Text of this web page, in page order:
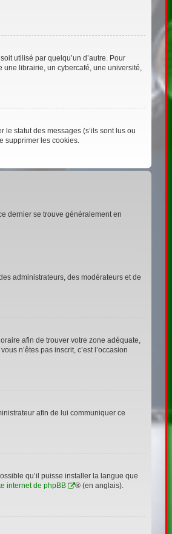
utilisé par quelqu’un d’autre. Pour
une librairie, un cybercafé, une université,
statut des messages (s’ils sont lus ou
supprimer les cookies.
dernier se trouve généralement en
administrateurs, des modérateurs et de
afin de trouver votre zone adéquate,
n’êtes pas inscrit, c’est l’occasion
afin de lui communiquer ce
qu’il puisse installer la langue que
internet de phpBB ® (en anglais).